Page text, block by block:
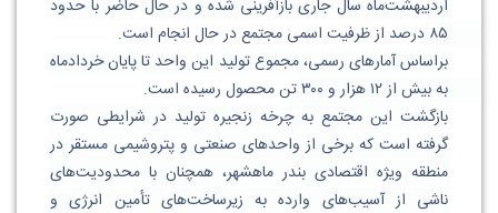
۸۵ درصد از ظرفیت اسمی مجتمع در حال انجام است.
به بیش از ۱۲ هزار و ۳۰۰ تن محصول رسیده است.
گرفته است که برخی از واحدهای صنعتی و پتروشیمی مستقر در